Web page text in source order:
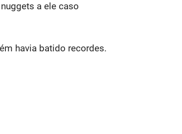
a ele caso
havia batido recordes.